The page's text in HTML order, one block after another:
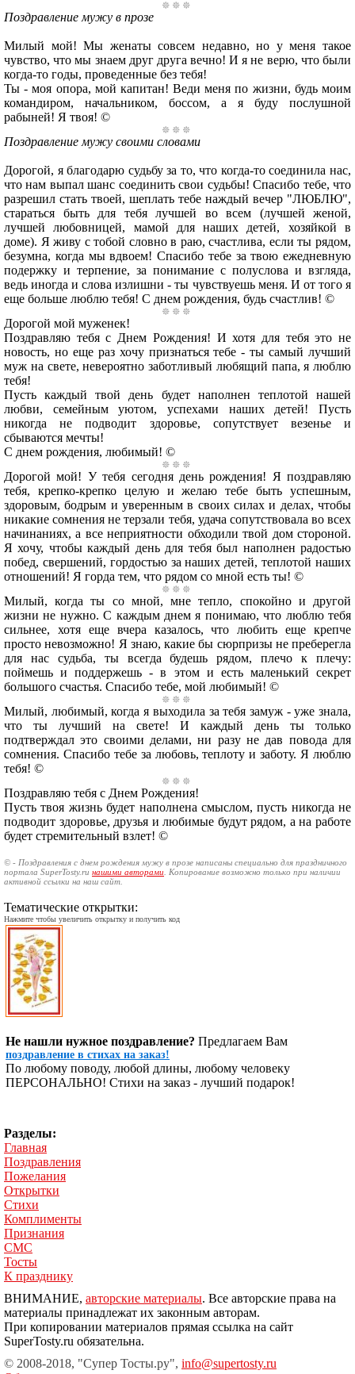
Поздравление мужу в прозе
Милый мой! Мы женаты совсем недавно, но у меня такое
чувство, что мы знаем друг друга вечно! И я не верю, что были
когда-то годы, проведенные без тебя!
Ты - моя опора, мой капитан! Веди меня по жизни, будь моим
командиром, начальником, боссом, а я буду послушной
рабыней! Я твоя! ©
Поздравление мужу своими словами
Дорогой, я благодарю судьбу за то, что когда-то соединила нас,
что нам выпал шанс соединить свои судьбы! Спасибо тебе, что
разрешил стать твоей, шеплать тебе наждый вечер "ЛЮБЛЮ",
стараться быть для тебя лучшей во всем (лучшей женой,
лучшей любовницей, мамой для наших детей, хозяйкой в
доме). Я живу с тобой словно в раю, счастлива, если ты рядом,
безумна, когда мы вдвоем! Спасибо тебе за твою ежедневную
подержку и терпение, за понимание с полуслова и взгляда,
ведь иногда и слова излишни - ты чувствуешь меня. И от того я
еще больше люблю тебя! С днем рождения, будь счастлив! ©
Дорогой мой муженек!
Поздравляю тебя с Днем Рождения! И хотя для тебя это не
новость, но еще раз хочу признаться тебе - ты самый лучший
муж на свете, невероятно заботливый любящий папа, я люблю
тебя!
Пусть каждый твой день будет наполнен теплотой нашей
любви, семейным уютом, успехами наших детей! Пусть
никогда не подводит здоровье, сопутствует везенье и
сбываются мечты!
С днем рождения, любимый! ©
Дорогой мой! У тебя сегодня день рождения! Я поздравляю
тебя, крепко-крепко целую и желаю тебе быть успешным,
здоровым, бодрым и уверенным в своих силах и делах, чтобы
никакие сомнения не терзали тебя, удача сопутствовала во всех
начинаниях, а все неприятности обходили твой дом стороной.
Я хочу, чтобы каждый день для тебя был наполнен радостью
побед, свершений, гордостью за наших детей, теплотой наших
отношений! Я горда тем, что рядом со мной есть ты! ©
Милый, когда ты со мной, мне тепло, спокойно и другой
жизни не нужно. С каждым днем я понимаю, что люблю тебя
сильнее, хотя еще вчера казалось, что любить еще крепче
просто невозможно! Я знаю, какие бы сюрпризы не преберегла
для нас судьба, ты всегда будешь рядом, плечо к плечу:
поймешь и поддержешь - в этом и есть маленький секрет
большого счастья. Спасибо тебе, мой любимый! ©
Милый, любимый, когда я выходила за тебя замуж - уже знала,
что ты лучший на свете! И каждый день ты только
подтверждал это своими делами, ни разу не дав повода для
сомнения. Спасибо тебе за любовь, теплоту и заботу. Я люблю
тебя! ©
Поздравляю тебя с Днем Рождения!
Пусть твоя жизнь будет наполнена смыслом, пусть никогда не
подводит здоровье, друзья и любимые будут рядом, а на работе
будет стремительный взлет! ©
© - Поздравления с днем рождения мужу в прозе написаны специально для праздничного
портала SuperTosty.ru нашими авторами . Копирование возможно только при наличии
активной ссылки на наш сайт.
Тематические открытки:
Нажмите чтобы увеличить открытку и получить код
Не нашли нужное поздравление? Предлагаем Вам
поздравление в стихах на заказ!
По любому поводу, любой длины, любому человеку
ПЕРСОНАЛЬНО! Стихи на заказ - лучший подарок!
Разделы:
Главная
Поздравления
Пожелания
Открытки
Стихи
Комплименты
Признания
СМС
Тосты
К празднику
ВНИМАНИЕ, авторские материалы. Все авторские права на
материалы принадлежат их законным авторам.
При копировании материалов прямая ссылка на сайт
SuperTosty.ru обязательна.
© 2008-2018, "Супер Тосты.ру", info@supertosty.ru